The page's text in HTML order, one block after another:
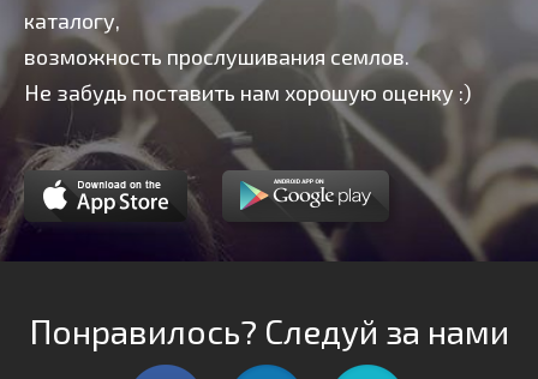
каталогу,
возможность прослушивания семлов.
Не забудь поставить нам хорошую оценку :)
Понравилось? Следуй за нами